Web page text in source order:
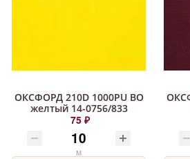
ОКСФОРД 210D 1000PU ВО
желтый 14-0756/833
75 ₽
м